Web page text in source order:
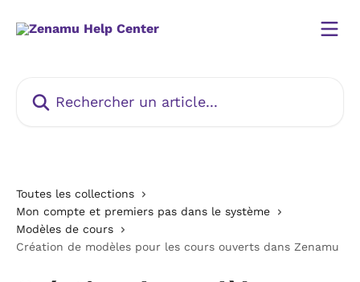
Toutes les collections
Mon compte et premiers pas dans le système
Modèles de cours
Création de modèles pour les cours ouverts dans Zenamu